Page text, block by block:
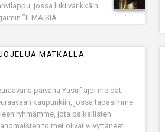
jossa luki värikkäin
”ILMAISIA
kukaan ei tuntunut
ja eläväinen
baareja sekä
ihmisiä.
MATKALLA
päivänä Yusuf ajoi meidät
kaupunkiin, jossa tapasimme
ryhmämme, jota paikallisten
toimet olivat viivyttäneet.